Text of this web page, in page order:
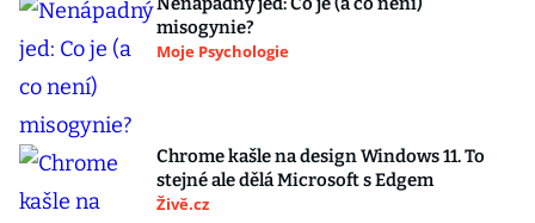
misogynie?
Moje Psychologie
Chrome kašle na design Windows 11. To
stejné ale dělá Microsoft s Edgem
Živě.cz